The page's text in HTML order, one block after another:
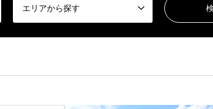
エリアから探す